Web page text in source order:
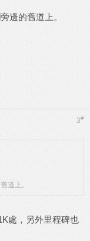
邊的舊道上。
3#
道上。
處，另外里程碑也